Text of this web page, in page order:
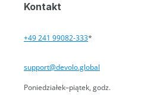
Kontakt
+49 241 99082-333*
support@devolo.global
Poniedziałek–piątek, godz.